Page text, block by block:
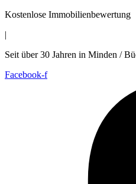
Zum
Kostenlose Immobilienbewertung
|
Seit über 30 Jahren in Minden /
Facebook-f